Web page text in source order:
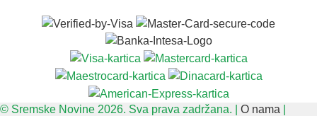
© Sremske Novine 2026. Sva prava zadržana. | O nama